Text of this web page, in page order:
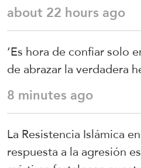
about 22 hours ago
‘Es hora de confiar solo
de abrazar la verdadera
8 minutes ago
La Resistencia Islámica
respuesta a la agresión